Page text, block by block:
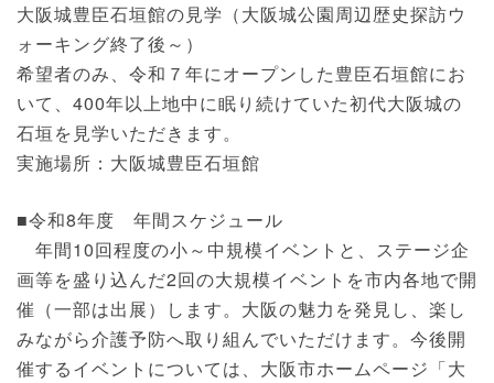
大阪城豊臣石垣館の見学（大阪城公園周辺歴史探訪ウ
ォーキング終了後～）
希望者のみ、令和７年にオープンした豊臣石垣館にお
いて、400年以上地中に眠り続けていた初代大阪城の
石垣を見学いただきます。
実施場所：大阪城豊臣石垣館
■令和8年度 年間スケジュール
年間10回程度の小～中規模イベントと、ステージ企
画等を盛り込んだ2回の大規模イベントを市内各地で開
催（一部は出展）します。大阪の魅力を発見し、楽し
みながら介護予防へ取り組んでいただけます。今後開
催するイベントについては、大阪市ホームページ「大